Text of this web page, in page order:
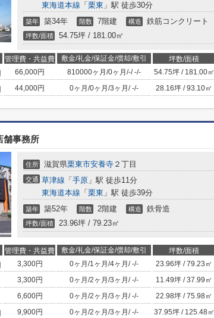
東海道本線 「 栗東 」駅 徒歩30分
築年 築34年 階数 7階建 構造 鉄筋コンクリート
坪数/面積 54.75坪 / 181.00㎡
管理費・共益費 敷金/礼金/保証金/償却/敷引 坪数/面積
66,000円 810000ヶ月 /0ヶ月 /-/-/- 54.75坪 / 181.00㎡
44,000円 0ヶ月 /0ヶ月 /3ヶ月 /-/- 28.16坪 / 93.10㎡
舗事務所
住所 滋賀県栗東市安養寺 ２丁目
交通 草津線 「 手原 」駅 徒歩11分
東海道本線 「 栗東 」駅 徒歩39分
築年 築52年 階数 2階建 構造 鉄骨造
坪数/面積 23.96坪 / 79.23㎡
管理費・共益費 敷金/礼金/保証金/償却/敷引 坪数/面積
3,300円 0ヶ月 /1ヶ月 /4ヶ月 /-/- 23.96坪 / 79.23㎡
3,300円 0ヶ月 /2ヶ月 /3ヶ月 /-/- 11.49坪 / 37.99㎡
6,600円 0ヶ月 /2ヶ月 /3ヶ月 /-/- 22.98坪 / 75.98㎡
9,900円 0ヶ月 /2ヶ月 /3ヶ月 /-/- 37.95坪 / 125.48㎡